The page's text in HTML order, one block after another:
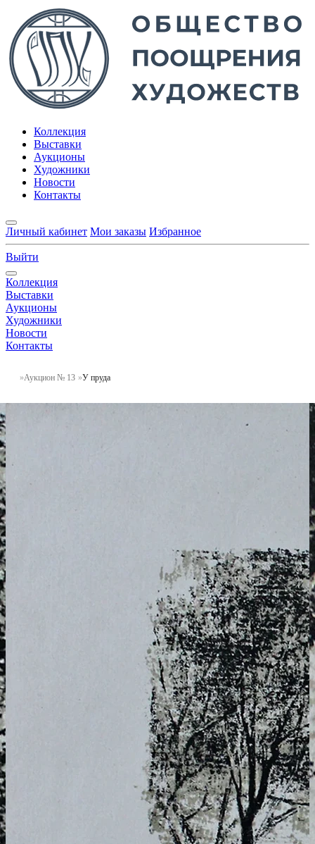
Коллекция
Выставки
Аукционы
Художники
Новости
Контакты
Личный кабинет Мои заказы Избранное
Выйти
Коллекция
Выставки
Аукционы
Художники
Новости
Контакты
Аукцион № 13 У пруда